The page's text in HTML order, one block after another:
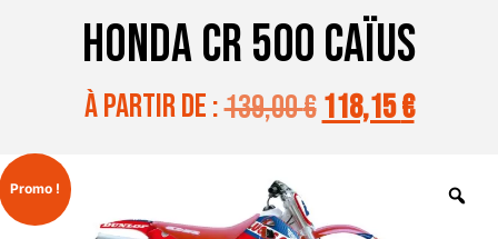
HONDA CR 500 CAÏUS
à partir de :139,00€ 118,15€
Promo !